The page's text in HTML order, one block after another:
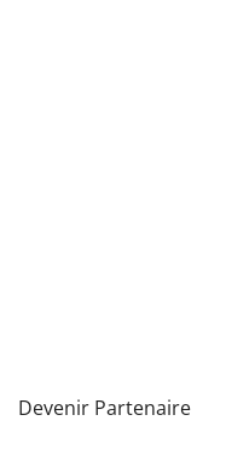
Devenir Partenaire